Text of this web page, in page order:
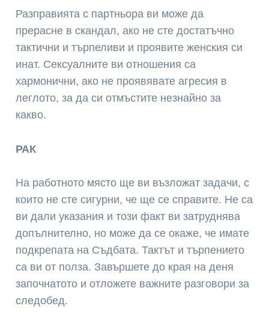
Разправията с партньора ви може да
прерасне в скандал, ако не сте достатъчно
тактични и търпеливи и проявите женския си
инат. Сексуалните ви отношения са
хармонични, ако не проявявате агресия в
леглото, за да си отмъстите незнайно за
какво.
РАК
На работното място ще ви възложат задачи, с
които не сте сигурни, че ще се справите. Не са
ви дали указания и този факт ви затруднява
допълнително, но може да се окаже, че имате
подкрепата на Съдбата. Тактът и търпението
са ви от полза. Завършете до края на деня
започнатото и отложете важните разговори за
следобед.